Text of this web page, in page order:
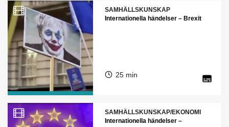
SAMHÄLLSKUNSKAP
Internationella händelser – Brexit
25 min
SAMHÄLLSKUNSKAP/EKONOMI
Internationella händelser –